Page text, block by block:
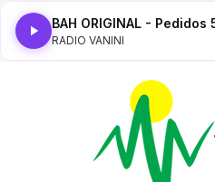
BAH ORIGINAL -
RADIO VANINI